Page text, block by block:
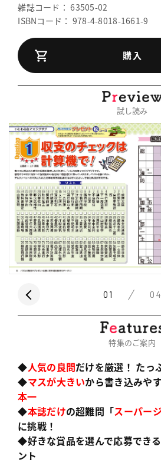
雑誌コード： 63505-02
ISBNコード： 978-4-8018-1661-9
購入
試し読み
01 04
特集のご案内
◆人気の良問だけを厳選！ たっ
◆マスが大きいから書き込みや
本一
◆本誌だけの超難問「スーパー
に挑戦！
◆好きな賞品を選んで応募できる
ント